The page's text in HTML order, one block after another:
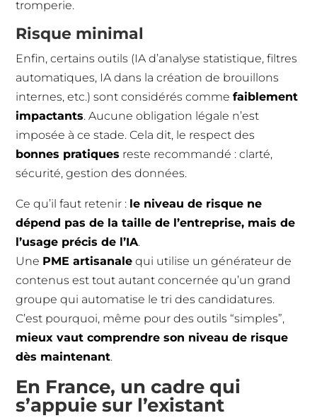
tromperie.
Risque minimal
Enfin, certains outils (IA d’analyse statistique, filtres
automatiques, IA dans la création de brouillons
internes, etc.) sont considérés commefaiblement
impactants. Aucune obligation légale n’est
imposée à ce stade. Cela dit, le respect des
bonnes pratiques reste recommandé : clarté,
sécurité, gestion des données.
Ce qu’il faut retenir : le niveau de risque ne
dépend pas de la taille de l’entreprise, mais de
l’usage précis de l’IA.
Une PME artisanale qui utilise un générateur de
contenus est tout autant concernée qu’un grand
groupe qui automatise le tri des candidatures.
C’est pourquoi, même pour des outils “simples”,
mieux vaut comprendre son niveau de risque
dès maintenant.
En France, un cadre qui
s’appuie sur l’existant